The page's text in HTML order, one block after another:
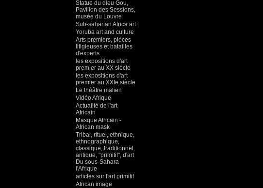
Statue du dieu Gou,
Pavillon des Sessions,
musée du Louvre
Sub-saharian Africa art
Yoruba art and culture
Arts premiers, pièces
litigieuses et batailles
d'experts
les expositions d'art
premier au XX siècle
les expositions d'art
premier au XXIe siècle
Le théâtre malien
Vidéo Afrique
Actualité de l'art
Africain
Masque Africain -
African mask
Tribal, rituel, ethnique,
ethnographique,
classique, traditionnel,
antique, "primitif", d'art
Du sous-Sahara
l'Afrique
articles sur l'art primitif
African image